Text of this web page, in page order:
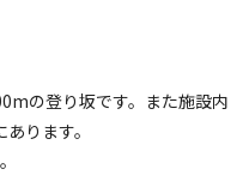
の登り坂です。また施設内
ります。
索